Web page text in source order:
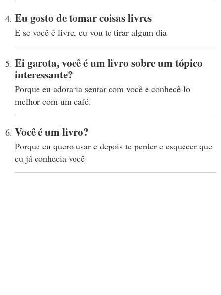
Eu gosto de tomar coisas livres
E se você é livre, eu vou te tirar algum dia
Ei garota, você é um livro sobre um tópico
interessante?
Porque eu adoraria sentar com você e conhecê-lo
melhor com um café.
Você é um livro?
Porque eu quero usar e depois te perder e esquecer que
eu já conhecia você